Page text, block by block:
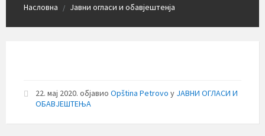
Насловна / Јавни огласи и обавјештенја
22. мај 2020. објавио Opština Petrovo у ЈАВНИ ОГЛАСИ И
ОБАВЈЕШТЕЊА